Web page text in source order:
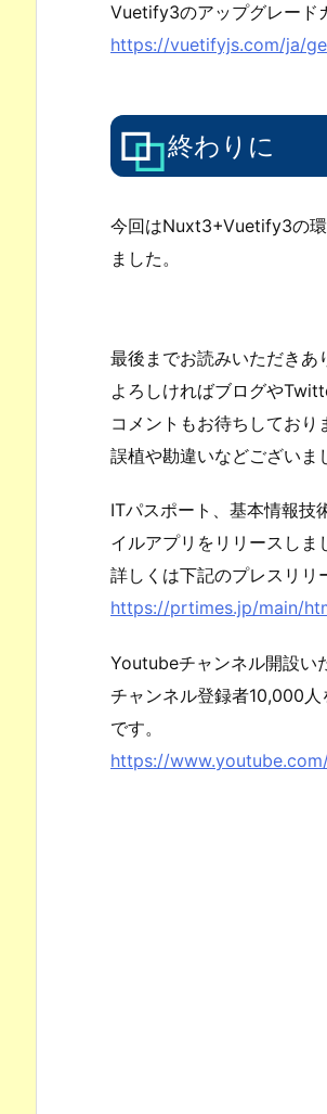
Vuetify3のアップグレード
https://vuetifyjs.com/ja/
終わりに
今回はNuxt3+Vuetify3の
ました。
最後までお読みいただきあ
よろしければブログや
コメントもお待ちしており
誤植や勘違いなどございま
ITパスポート、基本情報技
イルアプリをリリースしま
詳しくは下記のプレスリリ
https://prtimes.jp/main/
Youtubeチャンネル開設い
チャンネル登録者10,000
です。
https://